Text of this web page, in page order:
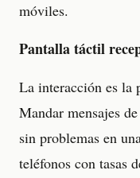
móviles.
Pantalla táctil
La interacción es la
Mandar mensajes
sin problemas en
teléfonos con tasas